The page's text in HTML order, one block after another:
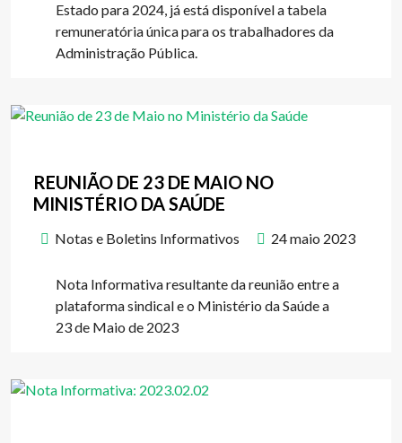
Estado para 2024, já está disponível a tabela
remuneratória única para os trabalhadores da
Administração Pública.
REUNIÃO DE 23 DE MAIO NO
MINISTÉRIO DA SAÚDE
Notas e Boletins Informativos 24 maio 2023
Nota Informativa resultante da reunião entre a
plataforma sindical e o Ministério da Saúde a
23 de Maio de 2023